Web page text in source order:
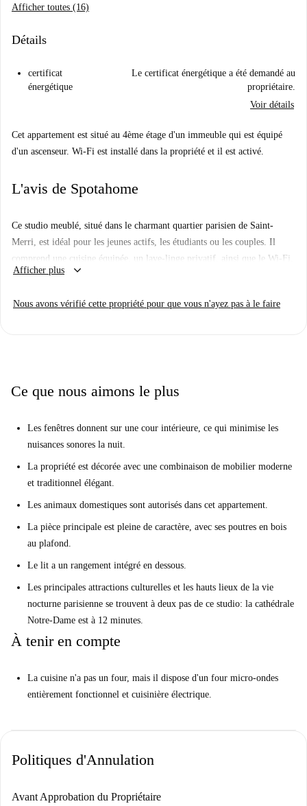
Afficher toutes (16)
Détails
certificat
énergétique
Le certificat énergétique a été demandé au
propriétaire.
Voir détails
Cet appartement est situé au 4ème étage d'un immeuble qui est équipé
d'un ascenseur. Wi-Fi est installé dans la propriété et il est activé.
L'avis de Spotahome
Ce studio meublé, situé dans le charmant quartier parisien de Saint-
Merri, est idéal pour les jeunes actifs, les étudiants ou les couples. Il
comprend une cuisine équipée, un lave-linge privatif, ainsi que le Wi-Fi,
l'électricité, l'eau, le chauffage et la taxe d'habitation. Ce logement,
Afficher plus keyboard_arrow_down
Nous avons vérifié cette propriété pour que vous n'ayez pas à le faire
Ce que nous aimons le plus
Les fenêtres donnent sur une cour intérieure, ce qui minimise les
nuisances sonores la nuit.
La propriété est décorée avec une combinaison de mobilier moderne
et traditionnel élégant.
Les animaux domestiques sont autorisés dans cet appartement.
La pièce principale est pleine de caractère, avec ses poutres en bois
au plafond.
Le lit a un rangement intégré en dessous.
Les principales attractions culturelles et les hauts lieux de la vie
nocturne parisienne se trouvent à deux pas de ce studio: la cathédrale
Notre-Dame est à 12 minutes.
À tenir en compte
La cuisine n'a pas un four, mais il dispose d'un four micro-ondes
entièrement fonctionnel et cuisinière électrique.
Politiques d'Annulation
Avant Approbation du Propriétaire